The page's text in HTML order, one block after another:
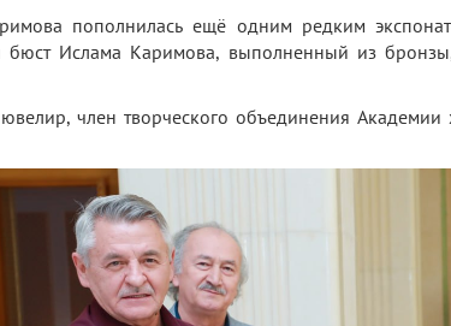
пополнилась ещё одним редким
бюст Ислама Каримова, выполненный из
член творческого объединения Академии